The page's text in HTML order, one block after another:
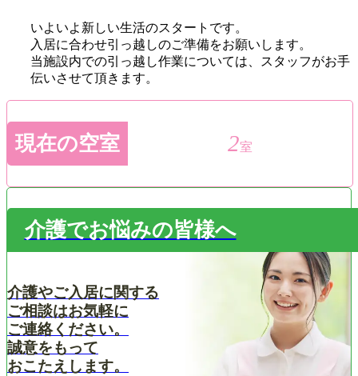
いよいよ新しい生活のスタートです。
入居に合わせ引っ越しのご準備をお願いします。
当施設内での引っ越し作業については、スタッフがお手
伝いさせて頂きます。
現在の空室 2室
介護でお悩みの皆様へ
介護やご入居に関する
ご相談はお気軽に
ご連絡ください。
誠意をもって
おこたえします。